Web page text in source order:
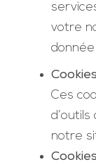
votre
Ces
notre